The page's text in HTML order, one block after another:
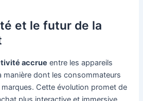
et le futur de la
accrue entre les appareils
manière dont les consommateurs
Cette évolution promet de